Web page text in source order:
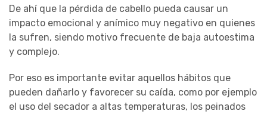
De ahí que la pérdida de cabello pueda causar un
impacto emocional y anímico muy negativo en quienes
la sufren, siendo motivo frecuente de baja autoestima
y complejo.
Por eso es importante evitar aquellos hábitos que
pueden dañarlo y favorecer su caída, como por ejemplo
el uso del secador a altas temperaturas, los peinados